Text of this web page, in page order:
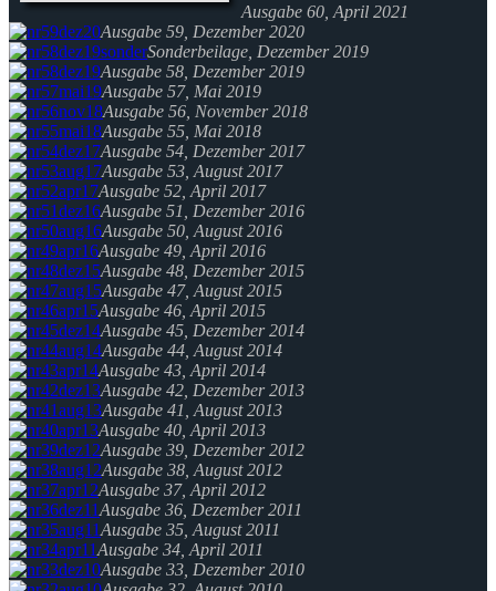
Ausgabe 60, April 2021
Ausgabe 59, Dezember 2020
Sonderbeilage, Dezember 2019
Ausgabe 58, Dezember 2019
Ausgabe 57, Mai 2019
Ausgabe 56, November 2018
Ausgabe 55, Mai 2018
Ausgabe 54, Dezember 2017
Ausgabe 53, August 2017
Ausgabe 52, April 2017
Ausgabe 51, Dezember 2016
Ausgabe 50, August 2016
Ausgabe 49, April 2016
Ausgabe 48, Dezember 2015
Ausgabe 47, August 2015
Ausgabe 46, April 2015
Ausgabe 45, Dezember 2014
Ausgabe 44, August 2014
Ausgabe 43, April 2014
Ausgabe 42, Dezember 2013
Ausgabe 41, August 2013
Ausgabe 40, April 2013
Ausgabe 39, Dezember 2012
Ausgabe 38, August 2012
Ausgabe 37, April 2012
Ausgabe 36, Dezember 2011
Ausgabe 35, August 2011
Ausgabe 34, April 2011
Ausgabe 33, Dezember 2010